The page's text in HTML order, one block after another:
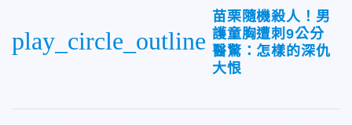
play_circle_outline
苗栗隨機殺人！男
護童胸遭刺9公分
醫驚：怎樣的深仇
大恨